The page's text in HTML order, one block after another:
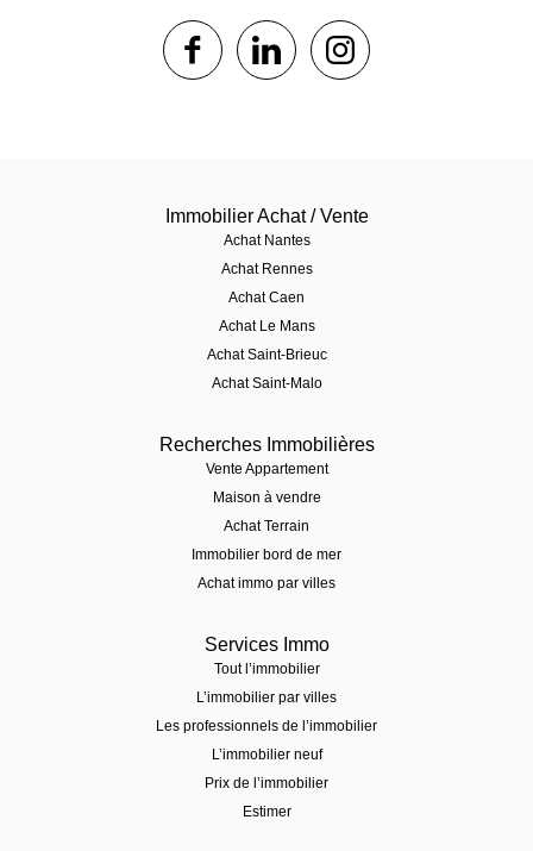
1$s 1$s
Immobilier Achat / Vente
Achat Nantes
Achat Rennes
Achat Caen
Achat Le Mans
Achat Saint-Brieuc
Achat Saint-Malo
Recherches Immobilières
Vente Appartement
Maison à vendre
Achat Terrain
Immobilier bord de mer
Achat immo par villes
Services Immo
Tout l’immobilier
L’immobilier par villes
Les professionnels de l’immobilier
L’immobilier neuf
Prix de l’immobilier
Estimer